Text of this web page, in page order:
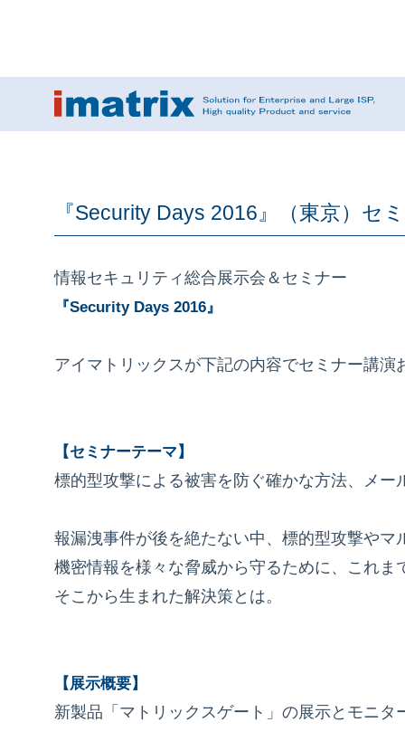
『Security Days 2016』（東京）セ
情報セキュリティ総合展示会＆セミナー
『Security Days 2016』
アイマトリックスが下記の内容でセミナー講演
【セミナーテーマ】
標的型攻撃による被害を防ぐ確かな方法、メ
報漏洩事件が後を絶たない中、標的型攻撃や
機密情報を様々な脅威から守るために、これ
そこから生まれた解決策とは。
【展示概要】
新製品「マトリックスゲート」の展示とモニ